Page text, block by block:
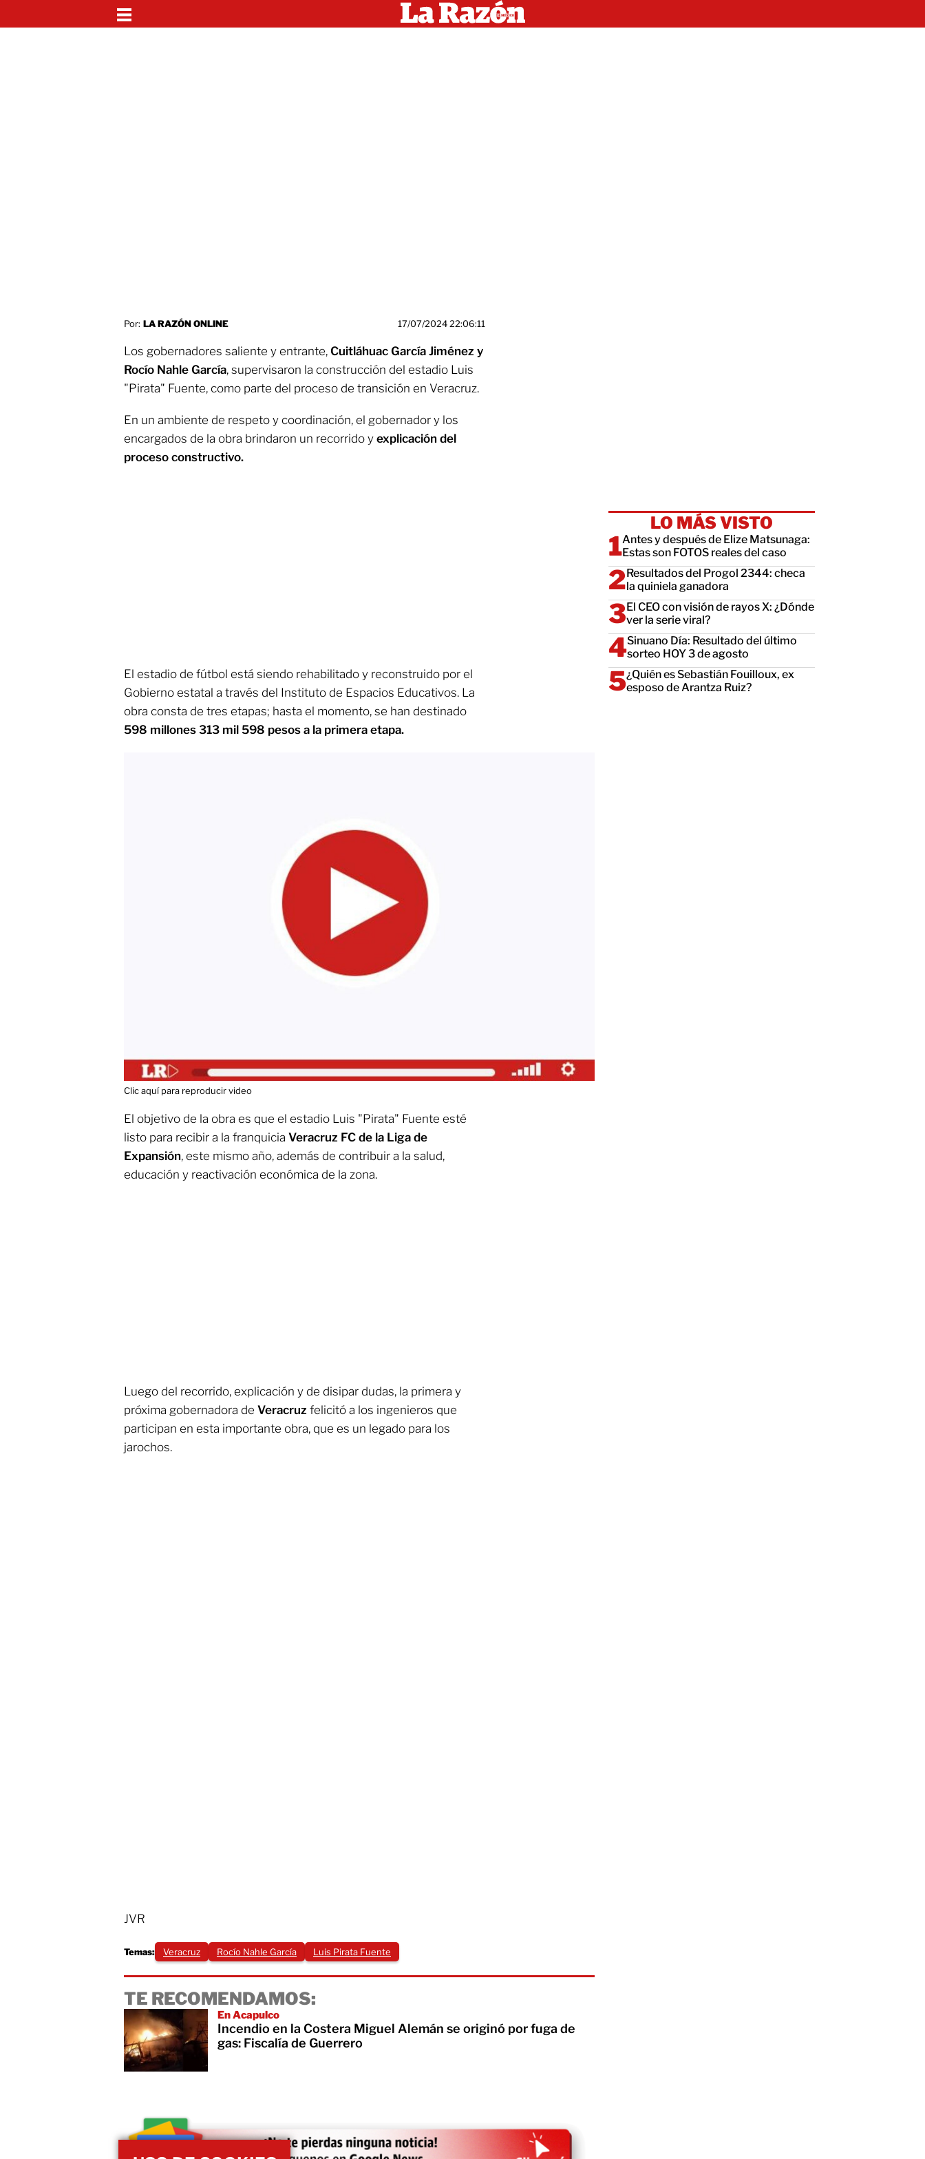
Por: LA RAZÓN ONLINE 17/07/2024 22:06:11
Los gobernadores saliente y entrante, Cuitláhuac García Jiménez y
Rocío Nahle García, supervisaron la construcción del estadio Luis
"Pirata" Fuente, como parte del proceso de transición en Veracruz.
En un ambiente de respeto y coordinación, el gobernador y los
encargados de la obra brindaron un recorrido y explicación del
proceso constructivo.
El estadio de fútbol está siendo rehabilitado y reconstruido por el
Gobierno estatal a través del Instituto de Espacios Educativos. La
obra consta de tres etapas; hasta el momento, se han destinado
598 millones 313 mil 598 pesos a la primera etapa.
Clic aquí para reproducir video
El objetivo de la obra es que el estadio Luis "Pirata" Fuente esté
listo para recibir a la franquicia Veracruz FC de la Liga de
Expansión, este mismo año, además de contribuir a la salud,
educación y reactivación económica de la zona.
Luego del recorrido, explicación y de disipar dudas, la primera y
próxima gobernadora de Veracruz felicitó a los ingenieros que
participan en esta importante obra, que es un legado para los
jarochos.
JVR
Temas: Veracruz Rocío Nahle García Luis Pirata Fuente
TE RECOMENDAMOS:
En Acapulco
Incendio en la Costera Miguel Alemán se originó por fuga de
gas: Fiscalía de Guerrero
LO MÁS VISTO
Antes y después de Elize Matsunaga:
Estas son FOTOS reales del caso
Resultados del Progol 2344: checa
la quiniela ganadora
El CEO con visión de rayos X: ¿Dónde
ver la serie viral?
Sinuano Día: Resultado del último
sorteo HOY 3 de agosto
¿Quién es Sebastián Fouilloux, ex
esposo de Arantza Ruiz?